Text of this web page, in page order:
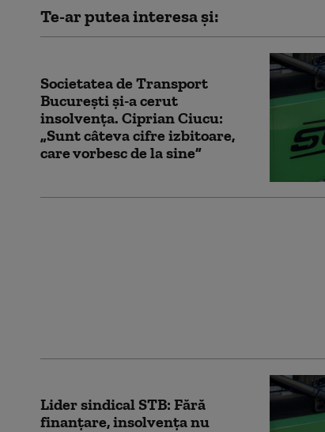
Te-ar putea interesa și:
Societatea de Transport
București și-a cerut
insolvența. Ciprian Ciucu:
„Sunt câteva cifre izbitoare,
care vorbesc de la sine”
Lider sindical STB: Fără
finanţare, insolvenţa nu